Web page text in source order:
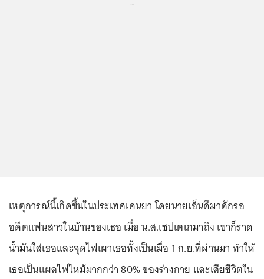
เหตุการณ์นี้เกิดขึ้นในประเทศเคนยา โดยนายเอ็นดีมาดักรอ
อดีตแฟนสาวในบ้านของเธอ เมื่อ น.ส.เชปเตเกมาถึง เขาก็ราด
น้ำมันใส่เธอและจุดไฟเผาเธอทั้งเป็นเมื่อ 1 ก.ย.ที่ผ่านมา ทำให้
เธอเป็นแผลไฟไหม้มากกว่า 80% ของร่างกาย และเสียชีวิตใน